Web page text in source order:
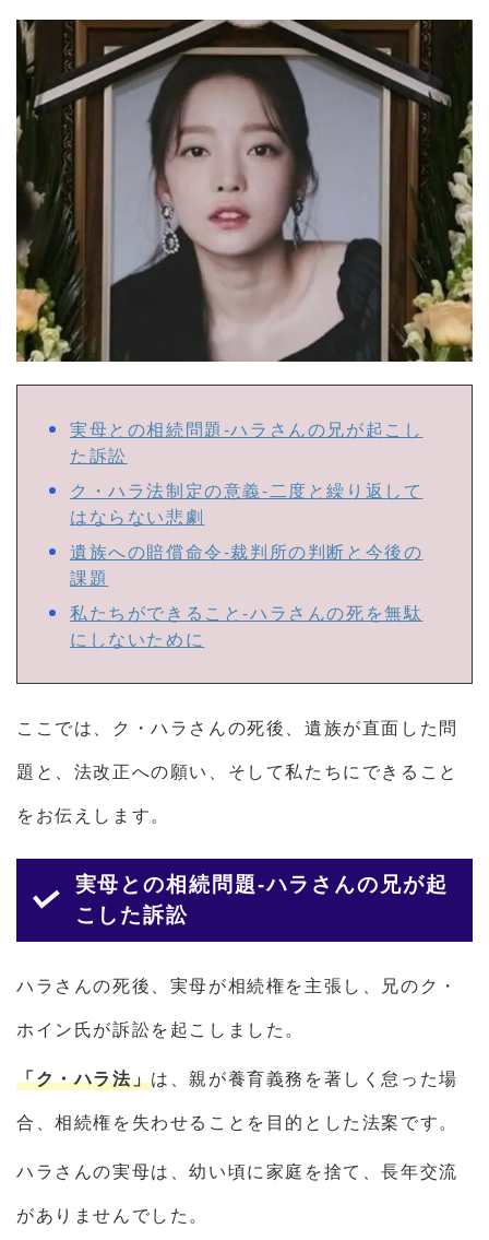
実母との相続問題-ハラさんの兄が起こし
た訴訟
ク・ハラ法制定の意義-二度と繰り返して
はならない悲劇
遺族への賠償命令-裁判所の判断と今後の
課題
私たちができること-ハラさんの死を無駄
にしないために
ここでは、ク・ハラさんの死後、遺族が直面した問
題と、法改正への願い、そして私たちにできること
をお伝えします。
実母との相続問題-ハラさんの兄が起
こした訴訟
ハラさんの死後、実母が相続権を主張し、兄のク・
ホイン氏が訴訟を起こしました。
「ク・ハラ法」は、親が養育義務を著しく怠った場
合、相続権を失わせることを目的とした法案です。
ハラさんの実母は、幼い頃に家庭を捨て、長年交流
がありませんでした。